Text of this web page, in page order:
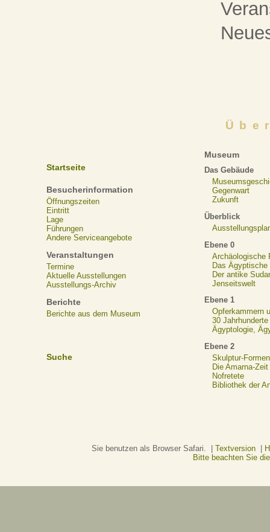
Startseite
Besucherinformation
Öffnungszeiten
Eintritt
Lage
Führungen
Andere Serviceangebote
Veranstaltungen
Termine
Aktuelle Ausstellungen
Ausstellungs-Archiv
Berichte
Berichte aus dem Museum
Suche
Museum
Das Gebäude
Gegenwart
Zukunft
Überblick
Ebene 0
Archäologische
Das Ägyptische
Der antike
Jenseitswelt
Ebene 1
Opferkammern
30
Ägyptologie,
Ebene 2
Skulptur-Formen
Die Amarna-Zeit
Nofretete
Bibliothek der
Sie benutzen als Browser Safari. | Textversion|
Bitte beachten Sie